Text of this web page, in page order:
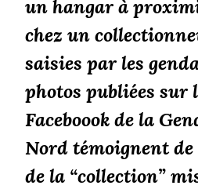
un hangar à
chez un
saisies par les
photos publiées sur
Faceboook de la
Nord témoignent
de la “collection”